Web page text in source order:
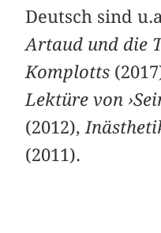
Deutsch sind
Artaud und die
Komplotts
Lektüre von
(2012),
(2011). ­